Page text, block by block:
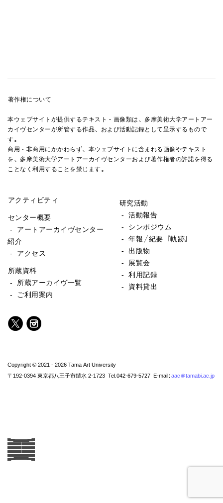
著作権について
本ウェブサイトが提供するテキスト・画像類は、多摩美術大学アートアー
カイヴセンターが所管する作品、および活動記録として呈示するもので
す。
商用・非商用にかかわらず、本ウェブサイトに含まれる画像やテキスト
を、多摩美術大学アートアーカイヴセンターおよび著作権者の許諾を得る
ことなく利用することを禁じます。
アクティビティ
センター概要
- アートアーカイヴセンター
紹介
- アクセス
所蔵資料
- 所蔵アーカイヴ一覧
- ご利用案内
研究活動
- 活動報告
- シンポジウム
- 年報／紀要『軌跡』
- 出版物
- 展覧会
- 利用記録
- 資料貸出
Copyright © 2021 - 2026 Tama Art University
〒192-0394 東京都八王子市鑓水 2-1723 Tel.042-679-5727 E-mail:aac@tamabi.ac.jp